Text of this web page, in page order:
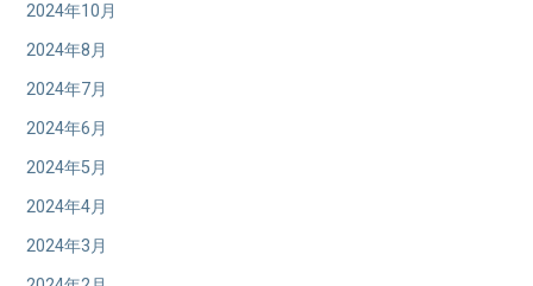
2024年10月
2024年8月
2024年7月
2024年6月
2024年5月
2024年4月
2024年3月